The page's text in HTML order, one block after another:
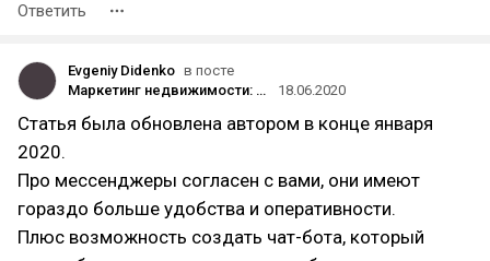
Ответить
Evgeniy Didenko в посте
Маркетинг недвижимости: 12 невероятно успешных маркетинговых стратегий для продажи недвижимости
18.06.2020
Статья была обновлена автором в конце января
2020.
Про мессенджеры согласен с вами, они имеют
гораздо больше удобства и оперативности.
Плюс возможность создать чат-бота, который